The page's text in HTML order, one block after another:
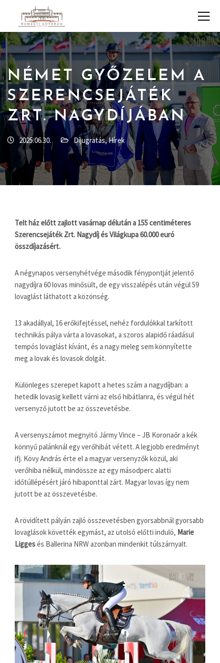
NÉMET GYŐZELEM A
SZERENCSEJÁTÉK
ZRT. NAGYDÍJÁBAN
2025.06.30. Díjugratás,Hírek
Telt ház előtt zajlott vasárnap délután a 155 centiméteres
Szerencsejáték Zrt. Nagydíj és Világkupa 60.000 euró
összdíjazásért.
A négynapos versenyhétvége második fénypontját jelentő
nagydíjra 60 lovas minősült, de egy visszalépés után végül 59
lovaglást láthatott a közönség.
13 akadállyal, 16 erőkifejtéssel, nehéz fordulókkal tarkított
technikás pálya várta a lovasokat, a szoros alapidő ráadásul
tempós lovaglást kívánt, és a nagy meleg sem könnyítette
meg a lovak és lovasok dolgát.
Különleges szerepet kapott a hetes szám a nagydíjban: a
hetedik lovasig kellett várni az első hibátlanra, és végül hét
versenyző jutott be az összevetésbe.
A versenyszámot megnyitó Jármy Vince – JB Koronaőr a kék
könnyű palánknál egy verőhibát vétett. A legjobb eredményt
ifj. Kövy András érte el a magyar versenyzők közül, aki
verőhiba nélkül, mindössze az egy másodperc alatti
időtúllépésért járó hibaponttal zárt. Magyar lovas így nem
jutott be az összevetésbe.
A rövidített pályán zajló összevetésben gyorsabbnál gyorsabb
lovaglások követték egymást, az utolsó előtti induló, Marie
Liggesés Ballerina NRW azonban mindenkit túlszárnyalt.